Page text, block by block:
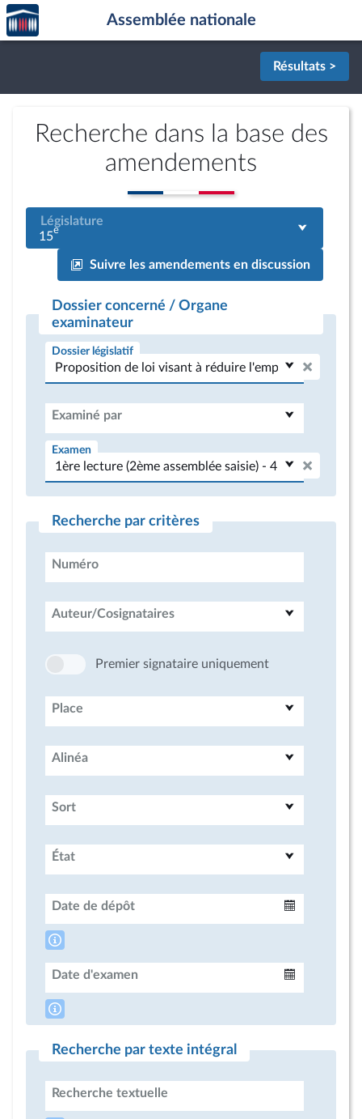
Aller au contenu
Aller en bas de la page
Accèder
à la
page
Assemblée nationale
Résultats >
Recherche dans la base des
amendements
Législature
15e
Suivre les amendements en discussion
Dossier concerné / Organe
examinateur
Dossier législatif
Examiné par
Examen
Recherche par critères
Numéro
Auteur/Cosignataires
Premier signataire uniquement
Place
Alinéa
Sort
État
Date de dépôt
Date d'examen
Recherche par texte intégral
Recherche textuelle